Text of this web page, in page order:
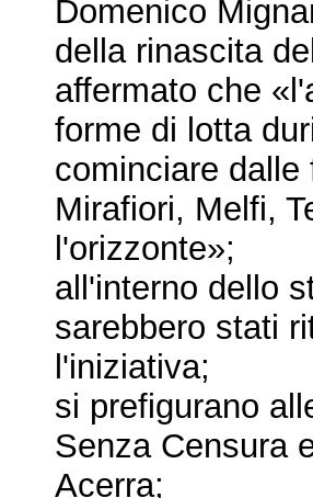
Domenico
della rinascita
affermato che
forme di lotta
cominciare
Mirafiori, Melfi,
l'orizzonte»;
all'interno dello
sarebbero stati
l'iniziativa;
si prefigurano
Senza Censura
Acerra;